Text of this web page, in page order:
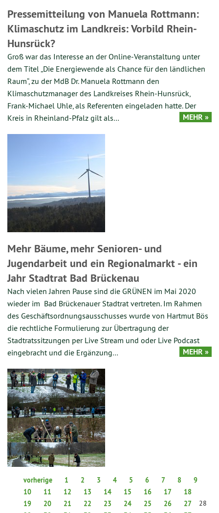
Pressemitteilung von Manuela Rottmann:
Klimaschutz im Landkreis: Vorbild Rhein-
Hunsrück?
Groß war das Interesse an der Online-Veranstaltung unter
dem Titel „Die Energiewende als Chance für den ländlichen
Raum“, zu der MdB Dr. Manuela Rottmann den
Klimaschutzmanager des Landkreises Rhein-Hunsrück,
Frank-Michael Uhle, als Referenten eingeladen hatte. Der
Kreis in Rheinland-Pfalz gilt als…
MEHR »
Mehr Bäume, mehr Senioren- und
Jugendarbeit und ein Regionalmarkt - ein
Jahr Stadtrat Bad Brückenau
Nach vielen Jahren Pause sind die GRÜNEN im Mai 2020
wieder im Bad Brückenauer Stadtrat vertreten. Im Rahmen
des Geschäftsordnungsausschusses wurde von Hartmut Bös
die rechtliche Formulierung zur Übertragung der
Stadtratssitzungen per Live Stream und oder Live Podcast
eingebracht und die Ergänzung…
MEHR »
vorherige 1 2 3 4 5 6 7 8
9
10
11 12 13 14 15 16 17
18
19
20 21 22 23 24 25 26 27
28